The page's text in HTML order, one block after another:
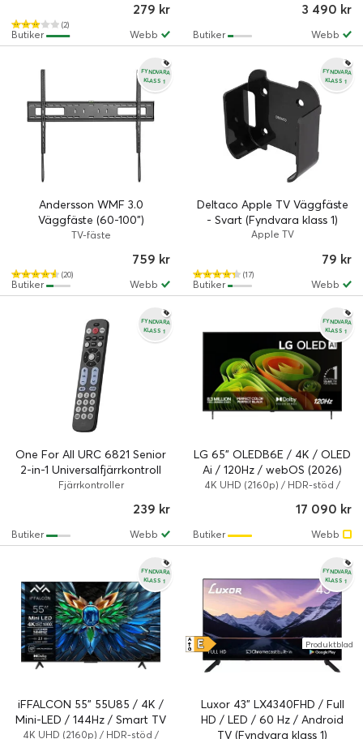
(2)
279 kr
Webb
Butiker
3 490 kr
Webb
Butiker
FYNDVARA
KLASS 1
Andersson WMF 3.0
Väggfäste (60-100")
(Fyndvara klass 1)
TV-fäste
(20)
759 kr
Webb
Butiker
FYNDVARA
KLASS 1
Deltaco Apple TV Väggfäste
- Svart (Fyndvara klass 1)
Apple TV
(17)
79 kr
Webb
Butiker
FYNDVARA
KLASS 1
One For All URC 6821 Senior
2-in-1 Universalfjärrkontroll
(Fyndvara klass 1)
Fjärrkontroller
239 kr
Webb
Butiker
FYNDVARA
KLASS 1
LG 65" OLEDB6E / 4K / OLED
Ai / 120Hz / webOS (2026)
(Fyndvara klass 1)
4K UHD (2160p) / HDR-stöd /
17 090 kr
Webb
Butiker
FYNDVARA
KLASS 1
iFFALCON 55" 55U85 / 4K /
Mini-LED / 144Hz / Smart TV
(Fyndvara klass 1)
4K UHD (2160p) / HDR-stöd /
FYNDVARA
KLASS 1
Luxor 43" LX4340FHD / Full
HD / LED / 60 Hz / Android
TV (Fyndvara klass 1)
E
A
↑
G Produktblad